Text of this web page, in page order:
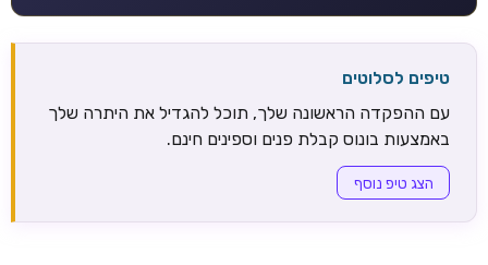
טיפים לסלוטים
עם ההפקדה הראשונה שלך, תוכל להגדיל את היתרה שלך
באמצעות בונוס קבלת פנים וספינים חינם.
הצג טיפ נוסף